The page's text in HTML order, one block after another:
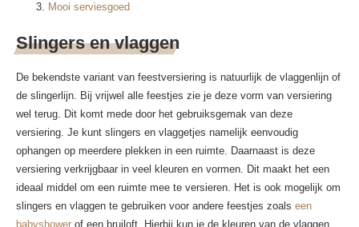
Mooi serviesgoed
Slingers en vlaggen
De bekendste variant van feestversiering is natuurlijk de vlaggenlijn of
de slingerlijn. Bij vrijwel alle feestjes zie je deze vorm van versiering
wel terug. Dit komt mede door het gebruiksgemak van deze
versiering. Je kunt slingers en vlaggetjes namelijk eenvoudig
ophangen op meerdere plekken in een ruimte. Daarnaast is deze
versiering verkrijgbaar in veel kleuren en vormen. Dit maakt het een
ideaal middel om een ruimte mee te versieren. Het is ook mogelijk om
slingers en vlaggen te gebruiken voor andere feestjes zoals een
babyshower of een bruiloft. Hierbij kun je de kleuren van de vlaggen